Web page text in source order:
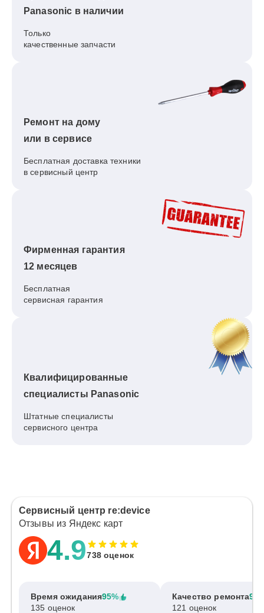
Panasonic в наличии
Только
качественные запчасти
Ремонт на дому
или в сервисе
Бесплатная доставка техники
в сервисный центр
Фирменная гарантия
12 месяцев
Бесплатная
сервисная гарантия
Квалифицированные
специалисты Panasonic
Штатные специалисты
сервисного центра
Сервисный центр re:device
Отзывы из Яндекс карт
4.9738 оценок
Время ожидания95%
135 оценок
Качество ремонта
121 оценок